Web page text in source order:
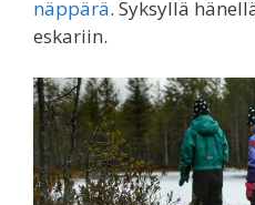
näppärä. Syksyllä
eskariin.